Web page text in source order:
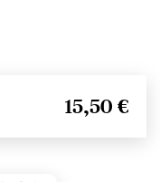
15,50 €